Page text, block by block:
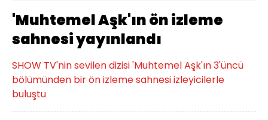
'Muhtemel Aşk'ın ön izleme
sahnesi yayınlandı
SHOW TV'nin sevilen dizisi 'Muhtemel Aşk'ın 3'üncü
bölümünden bir ön izleme sahnesi izleyicilerle
buluştu